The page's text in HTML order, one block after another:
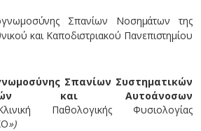
Σπανίων Νοσημάτων της
και Καποδιστριακού Πανεπιστημίου
Σπανίων Συστηματικών
και Αυτοάνοσων
Παθολογικής Φυσιολογίας
»)